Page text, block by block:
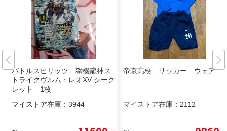
バトルスピリッツ 獅機龍神ス
トライクヴルム・レオXV シーク
レット 1枚
マイストア在庫： 3944
帝京高校 サッカー ウェア
マイストア在庫： 2112